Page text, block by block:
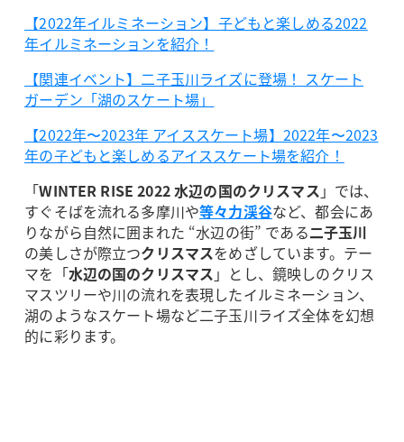
【2022年イルミネーション】子どもと楽しめる2022
年イルミネーションを紹介！
【関連イベント】二子玉川ライズに登場！ スケート
ガーデン「湖のスケート場」
【2022年〜2023年 アイススケート場】2022年〜2023
年の子どもと楽しめるアイススケート場を紹介！
「WINTER RISE 2022 水辺の国のクリスマス 」では、
すぐそばを流れる多摩川や等々力渓谷など、都会にあ
りながら自然に囲まれた “水辺の街” である二子玉川
の美しさが際立つクリスマスをめざしています。テー
マを「水辺の国のクリスマス 」とし、鏡映しのクリス
マスツリーや川の流れを表現したイルミネーション、
湖のようなスケート場など二子玉川ライズ全体を幻想
的に彩ります。